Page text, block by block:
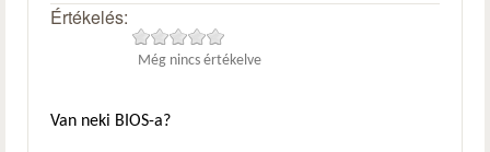
Értékelés:
Még nincs értékelve
Van neki BIOS-a?